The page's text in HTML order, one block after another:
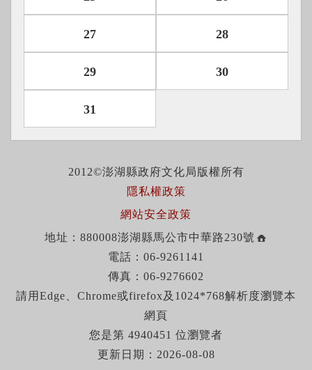
27 28
29 30
31
2012©澎湖縣政府文化局版權所有
隱私權政策
網站安全政策
地址：880008澎湖縣馬公市中華路230號
電話：06-9261141
傳真：06-9276602
請用Edge、Chrome或firefox及1024*768解析度瀏覽本
網頁
您是第 4940451 位瀏覽者
更新日期：2026-08-08